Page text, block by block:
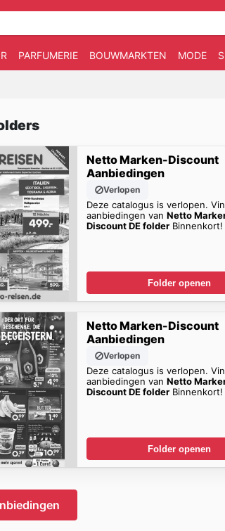
PARFUMERIE BOUWMARKTEN MODE
Netto Marken-Discount
Aanbiedingen
Verlopen
Deze catalogus is verlopen.
aanbiedingen vanNetto
Discount DE folder Binnenkort!
Folder openen
Netto Marken-Discount
Aanbiedingen
Verlopen
Deze catalogus is verlopen.
aanbiedingen vanNetto
Discount DE folder Binnenkort!
Folder openen